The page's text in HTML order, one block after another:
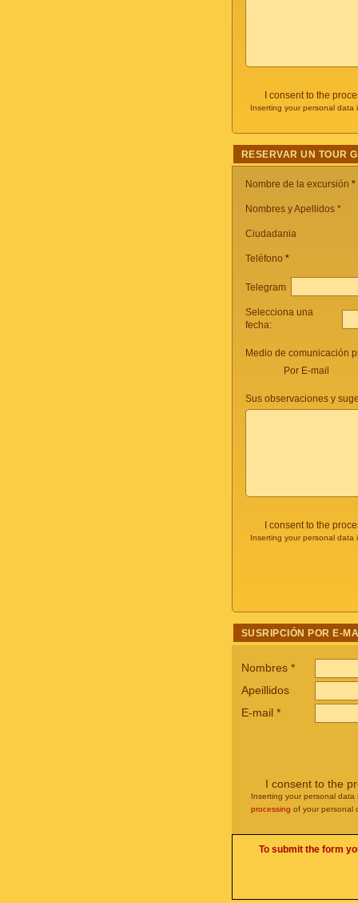
I consent to the
Inserting your personal
RESERVAR UN TOUR
Nombre de la excursión *
Nombres y Apellidos *
Ciudadania
Teléfono *
Telegram
Selecciona una
fecha:
Medio de comunicación
Por E-mail
Sus observaciones y
I consent to the
Inserting your personal
SUSRIPCIÓN POR E-
Nombres *
Apeillidos
E-mail *
I consent to the
Inserting your personal
processing of your personal
To submit the form